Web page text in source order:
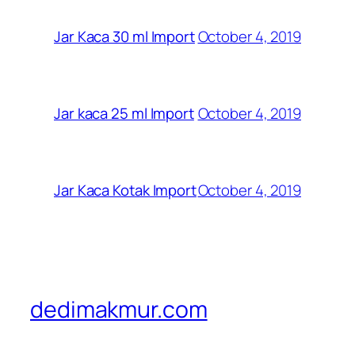
Jar Kaca 30 ml ImportOctober 4, 2019
Jar kaca 25 ml ImportOctober 4, 2019
Jar Kaca Kotak ImportOctober 4, 2019
dedimakmur.com